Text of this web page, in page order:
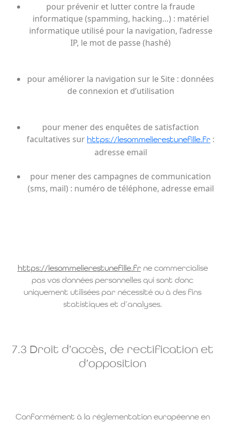
pour prévenir et lutter contre la fraude
informatique (spamming, hacking…) : matériel
informatique utilisé pour la navigation, l’adresse
IP, le mot de passe (hashé)
pour améliorer la navigation sur le Site : données
de connexion et d’utilisation
pour mener des enquêtes de satisfaction
facultatives sur https://lesommelierestunefille.fr :
adresse email
pour mener des campagnes de communication
(sms, mail) : numéro de téléphone, adresse email
https://lesommelierestunefille.frne commercialise
pas vos données personnelles qui sont donc
uniquement utilisées par nécessité ou à des fins
statistiques et d’analyses.
7.3 Droit d’accès, de rectification et
d’opposition
Conformément à la réglementation européenne en